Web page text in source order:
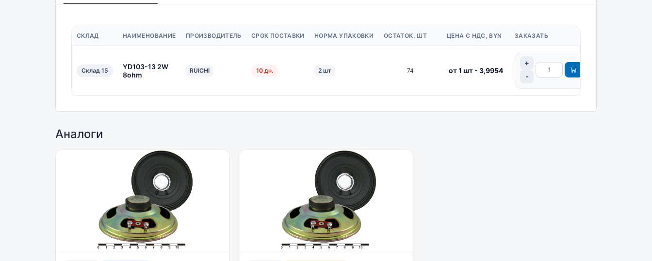
СКЛАД НАИМЕНОВАНИЕ ПРОИЗВОДИТЕЛЬ СРОК ПОСТАВКИ НОРМА УПАКОВКИ ОСТАТОК, ШТ ЦЕНА С НДС, BYN ЗАКАЗАТЬ
Склад 15
YD103-13 2W
8ohm
RUICHI 10 дн. 2 шт 74 от 1 шт - 3,9954
Аналоги